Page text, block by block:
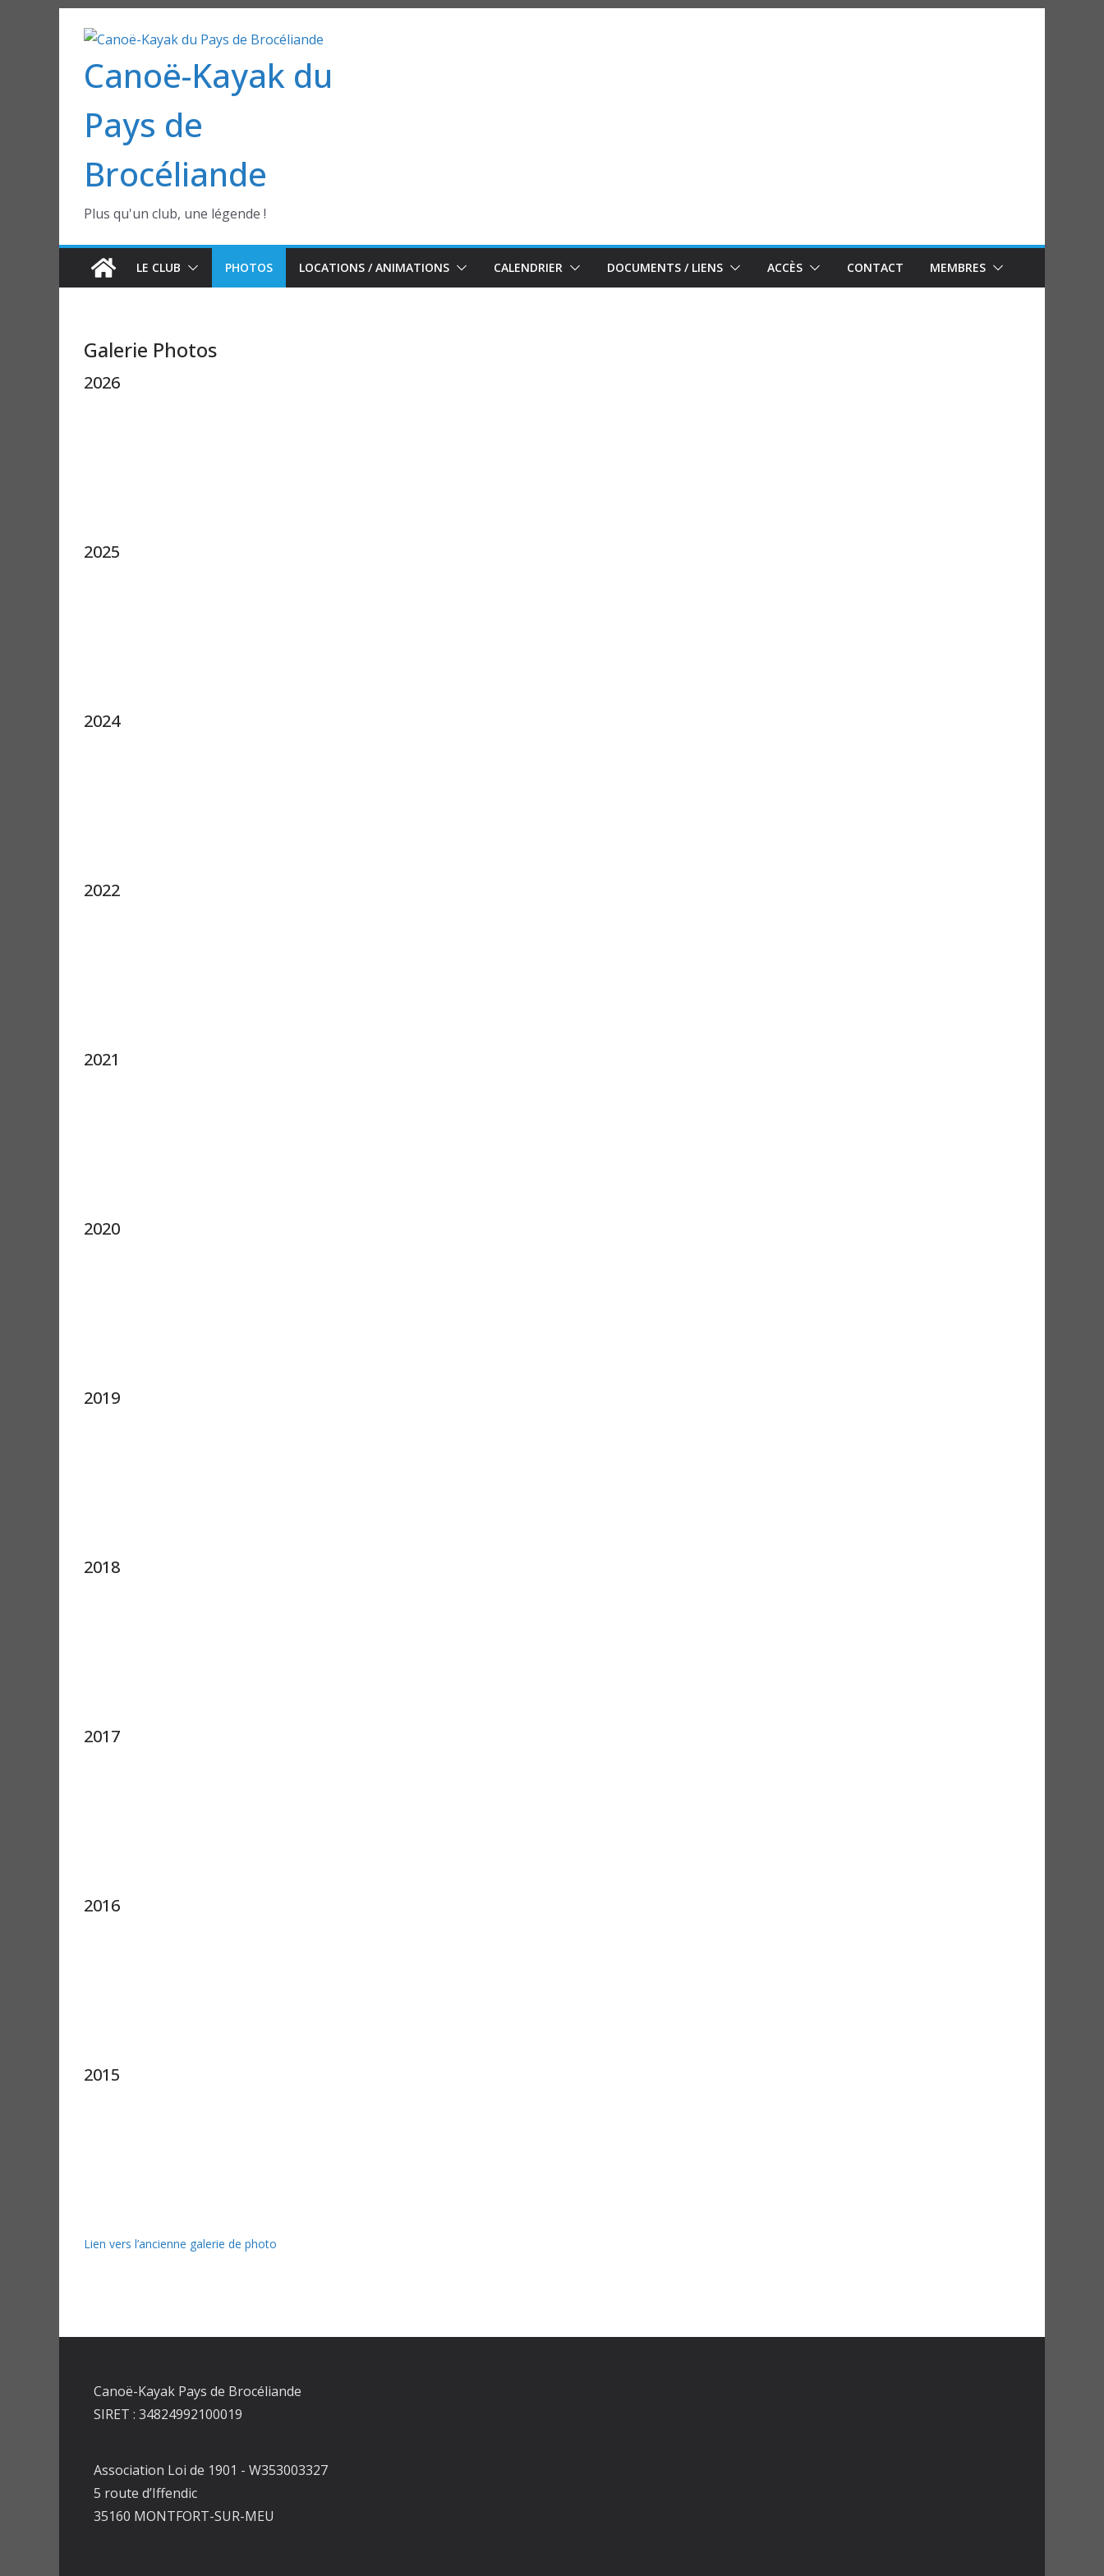
contenuCanoë-Kayak du
Pays de
Brocéliande
Plus qu'un club, une légende !
LE CLUB PHOTOS LOCATIONS / ANIMATIONS CALENDRIER DOCUMENTS / LIENS ACCÈS CONTACT MEMBRES
Galerie Photos
2026
2025
2024
2022
2021
2020
2019
2018
2017
2016
2015
Lien vers l’ancienne galerie de photo
Canoë-Kayak Pays de Brocéliande
SIRET : 34824992100019
Association Loi de 1901 - W353003327
5 route d’Iffendic
35160 MONTFORT-SUR-MEU